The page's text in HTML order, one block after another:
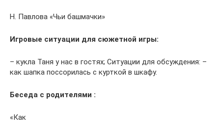
Н. Павлова «Чьи башмачки»
Игровые ситуации для сюжетной игры:
– кукла Таня у нас в гостях; Ситуации для обсуждения: –
как шапка поссорилась с курткой в шкафу.
Беседа с родителями :
«Как